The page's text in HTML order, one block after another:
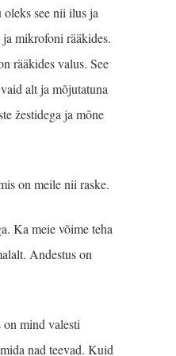
oleks see nii ilus ja
mikrofoni rääkides.
rääkides valus. See
alt ja mõjutatuna
žestidega ja mõne
on meile nii raske.
Ka meie võime teha
Andestus on
on mind valesti
nad teevad. Kuid